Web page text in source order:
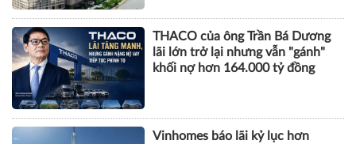
THACO của ông Trần Bá Dương
lãi lớn trở lại nhưng vẫn "gánh"
khối nợ hơn 164.000 tỷ đồng
Vinhomes báo lãi kỷ lục hơn